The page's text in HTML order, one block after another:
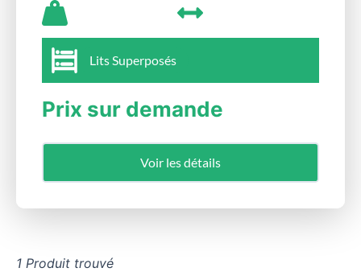
Lits Superposés
Prix sur demande
Voir les détails
1 Produit trouvé